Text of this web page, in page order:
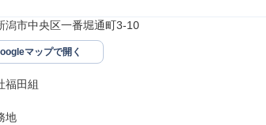
潟市中央区一番堀通町3-10
マップで開く
福田組
地